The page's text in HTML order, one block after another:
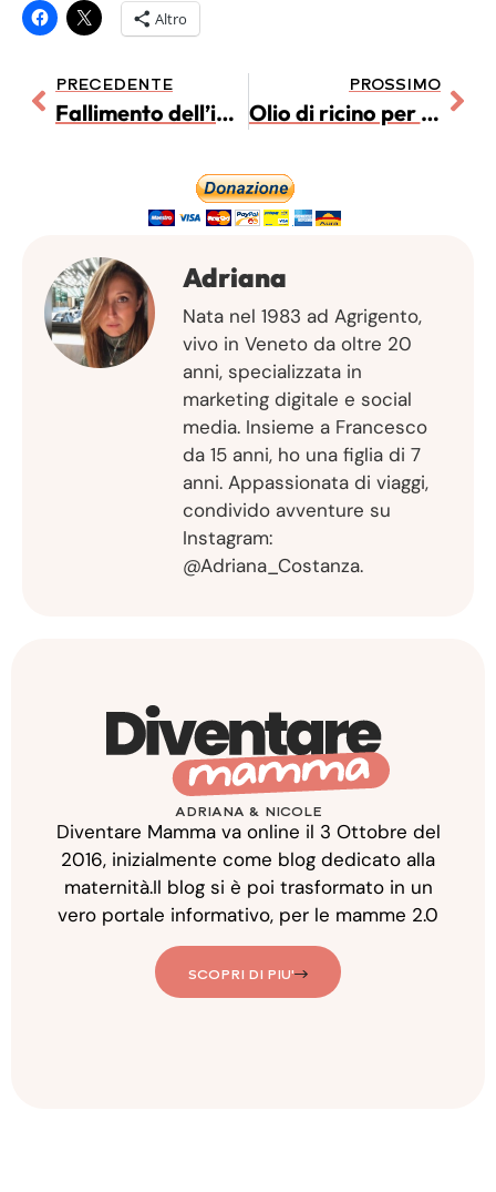
Altro
PRECEDENTE
Fallimento dell’impianto dell’embrione dopo una Fecondazione in Vitro e aborti ripetuti: Cosa c’è di nuovo?
PROSSIMO
Olio di ricino per migliorare ciglia e sopracciglia
Adriana
Nata nel 1983 ad Agrigento,
vivo in Veneto da oltre 20
anni, specializzata in
marketing digitale e social
media. Insieme a Francesco
da 15 anni, ho una figlia di 7
anni. Appassionata di viaggi,
condivido avventure su
Instagram:
@Adriana_Costanza.
ADRIANA & NICOLE
Diventare Mamma va online il 3 Ottobre del
2016, inizialmente come blog dedicato alla
maternità.Il blog si è poi trasformato in un
vero portale informativo, per le mamme 2.0
SCOPRI DI PIU'